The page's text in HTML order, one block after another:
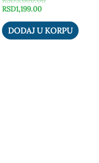
sa
5.00
RSD1,199.00
DODAJ U KORPU